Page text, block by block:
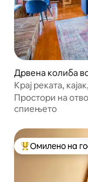
Дрвена колиба
Крај реката,
NWA
Простори на
спиењето
МеѓуОмилено на